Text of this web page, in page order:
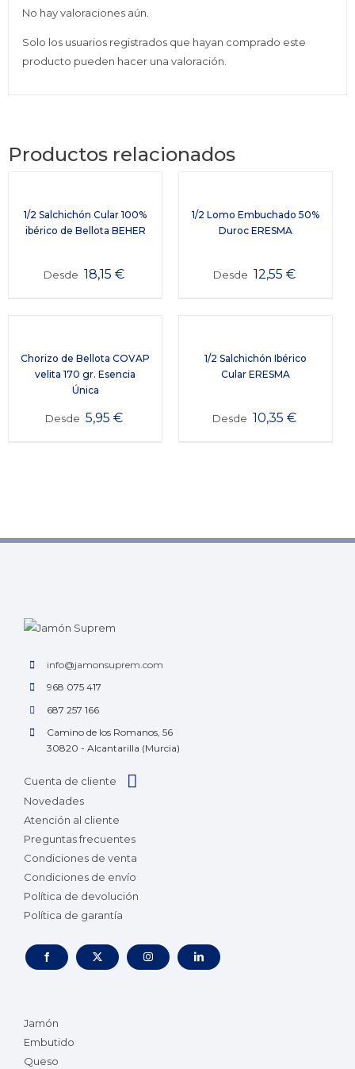
No hay valoraciones aún.
Solo los usuarios registrados que hayan comprado este
producto pueden hacer una valoración.
Productos relacionados
1/2 Salchichón Cular 100%
ibérico de Bellota BEHER
Desde 18,15 €
1/2 Lomo Embuchado 50%
Duroc ERESMA
Desde 12,55 €
Chorizo de Bellota COVAP
velita 170 gr. Esencia
Única
Desde 5,95 €
1/2 Salchichón Ibérico
Cular ERESMA
Desde 10,35 €
info@jamonsuprem.com
968 075 417
687 257 166
Camino de los Romanos, 56
30820 - Alcantarilla (Murcia)
Cuenta de cliente
Novedades
Atención al cliente
Preguntas frecuentes
Condiciones de venta
Condiciones de envío
Política de devolución
Política de garantía
Jamón
Embutido
Queso